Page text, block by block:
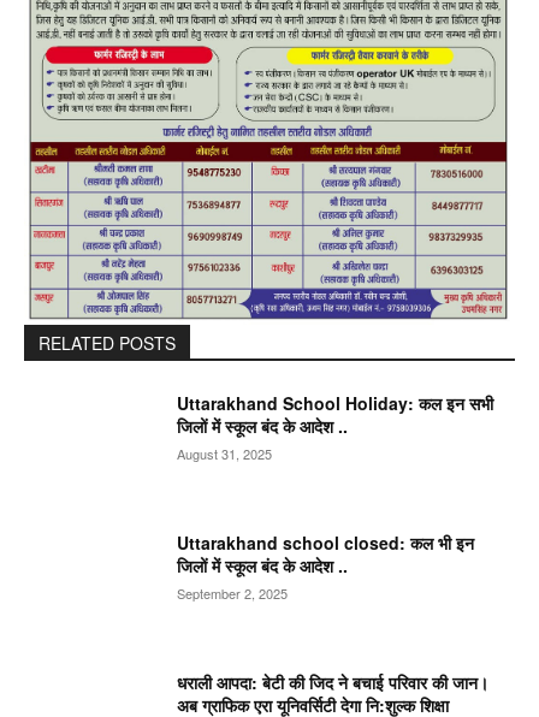
RELATED POSTS
Uttarakhand School Holiday: कल इन सभी
जिलों में स्कूल बंद के आदेश ..
August 31, 2025
Uttarakhand school closed: कल भी इन
जिलों में स्कूल बंद के आदेश ..
September 2, 2025
धराली आपदा: बेटी की जिद ने बचाई परिवार की जान।
अब ग्राफिक एरा यूनिवर्सिटी देगा नि:शुल्क शिक्षा